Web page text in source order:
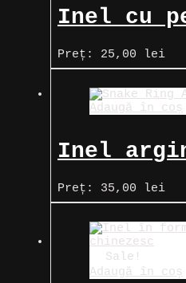
Inel cu
obsidian
Preț: 25,00 lei
Adaugă în coș
Inel
de șarpe
Preț: 35,00 lei
Sale!
Adaugă în coș